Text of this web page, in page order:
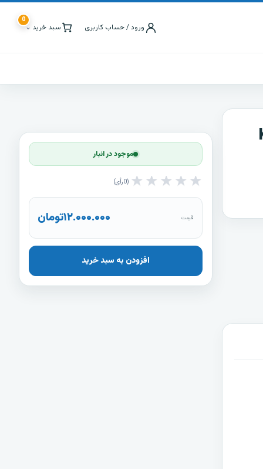
ورود / حساب کاربری سبد خرید
0
⌄
موجود در انبار
★ ★ ★ ★ ★
0رأی
قیمت ۱۲.۰۰۰.۰۰۰تومان
افزودن به سبد خرید